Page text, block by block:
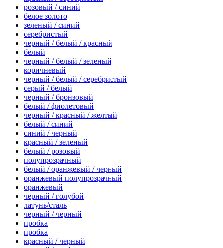
розовый / синий
белое золото
зеленый / синий
серебристый
черный / белый / красный
белый
черный / белый / зеленый
коричневый
черный / белый / серебристый
серый / белый
черный / бронзовый
белый / фиолетовый
черный / красный / желтый
белый / синий
синий / черный
красный / зеленый
белый / розовый
полупрозрачный
белый / оранжевый / черный
оранжевый полупрозрачный
оранжевый
черный / голубой
латунь/сталь
черный / черный
пробка
пробка
красный / черный